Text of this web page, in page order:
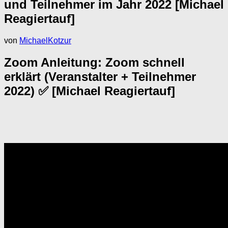
und Teilnehmer im Jahr 2022 [Michael
Reagiertauf]
von MichaelKotzur
Zoom Anleitung: Zoom schnell
erklärt (Veranstalter + Teilnehmer
2022) ✅ [Michael Reagiertauf]